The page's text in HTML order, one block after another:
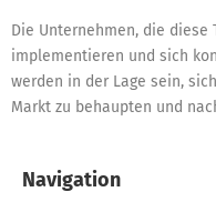
Die Unternehmen, die diese
implementieren und sich
werden in der Lage sein,
Markt zu behaupten und
Navigation